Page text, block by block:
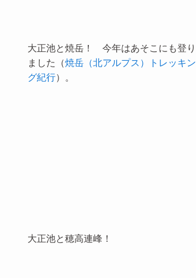
大正池と焼岳！ 今年はあそこにも登り
ました（焼岳（北アルプス）トレッキン
グ紀行）。
大正池と穂高連峰！